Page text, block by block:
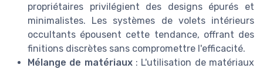
propriétaires privilégient des designs épurés et
minimalistes. Les systèmes de volets intérieurs
occultants épousent cette tendance, offrant des
finitions discrètes sans compromettre l'efficacité.
Mélange de matériaux: L'utilisation de matériaux